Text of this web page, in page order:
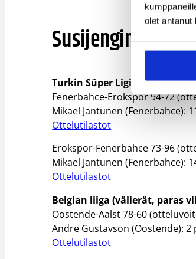
olet antanut
Susijengin
Turkin Süper Ligi
Fenerbahce-Erokspor 94-72
Mikael Jantunen (Fenerbahce):
Ottelutilastot
Erokspor-Fenerbahce 73-96
Mikael Jantunen (Fenerbahce):
Ottelutilastot
Belgian liiga (välierät, paras
Oostende-Aalst 78-60
Andre Gustavson (Oostende):
Ottelutilastot